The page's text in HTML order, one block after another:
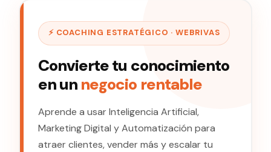
⚡ COACHING ESTRATÉGICO · WEBRIVAS
Convierte tu conocimiento
en un negocio rentable
Aprende a usar Inteligencia Artificial,
Marketing Digital y Automatización para
atraer clientes, vender más y escalar tu